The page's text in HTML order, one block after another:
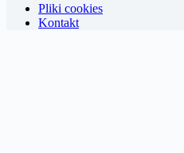
Pliki cookies
Kontakt